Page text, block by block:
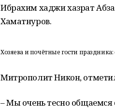
Ибрахим хаджи хазрат
Хаматнуров.
Хозяева и почётные гости
Митрополит Никон,
– Мы очень тесно